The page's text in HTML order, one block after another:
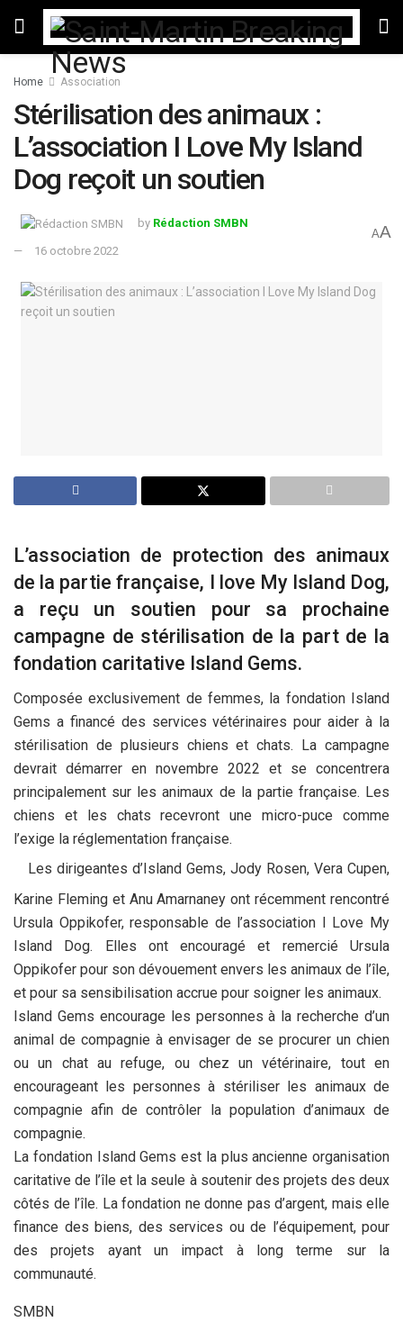
Home Association
Stérilisation des animaux :
L’association I Love My Island
Dog reçoit un soutien
by Rédaction SMBN
16 octobre 2022
AA
L’association de protection des animaux
de la partie française, I love My Island Dog,
a reçu un soutien pour sa prochaine
campagne de stérilisation de la part de la
fondation caritative Island Gems.
Composée exclusivement de femmes, la fondation Island
Gems a financé des services vétérinaires pour aider à la
stérilisation de plusieurs chiens et chats. La campagne
devrait démarrer en novembre 2022 et se concentrera
principalement sur les animaux de la partie française. Les
chiens et les chats recevront une micro-puce comme
l’exige la réglementation française.
Les dirigeantes d’Island Gems, Jody Rosen, Vera Cupen,
Karine Fleming et Anu Amarnaney ont récemment rencontré
Ursula Oppikofer, responsable de l’association I Love My
Island Dog. Elles ont encouragé et remercié Ursula
Oppikofer pour son dévouement envers les animaux de l’île,
et pour sa sensibilisation accrue pour soigner les animaux.
Island Gems encourage les personnes à la recherche d’un
animal de compagnie à envisager de se procurer un chien
ou un chat au refuge, ou chez un vétérinaire, tout en
encourageant les personnes à stériliser les animaux de
compagnie afin de contrôler la population d’animaux de
compagnie.
La fondation Island Gems est la plus ancienne organisation
caritative de l’île et la seule à soutenir des projets des deux
côtés de l’île. La fondation ne donne pas d’argent, mais elle
finance des biens, des services ou de l’équipement, pour
des projets ayant un impact à long terme sur la
communauté.
SMBN